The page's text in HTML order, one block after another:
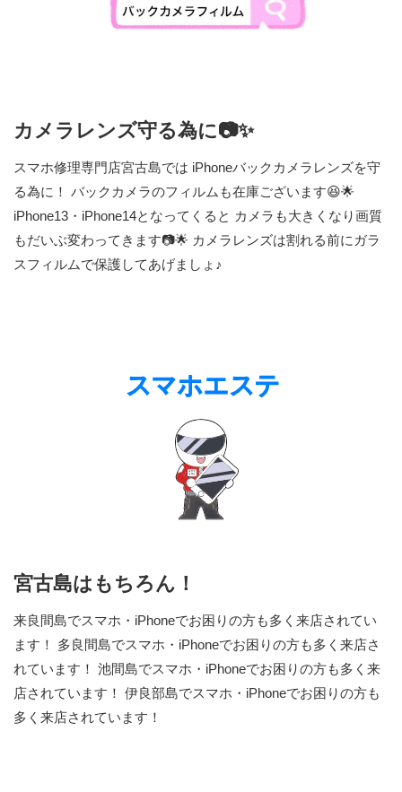
カメラレンズ守る為に📷✨
スマホ修理専門店宮古島では iPhoneバックカメラレンズを守
る為に！ バックカメラのフィルムも在庫ございます😆🌟
iPhone13・iPhone14となってくると カメラも大きくなり画質
もだいぶ変わってきます📷🌟 カメラレンズは割れる前にガラ
スフィルムで保護してあげましょ♪
宮古島はもちろん！
来良間島でスマホ・iPhoneでお困りの方も多く来店されてい
ます！ 多良間島でスマホ・iPhoneでお困りの方も多く来店さ
れています！ 池間島でスマホ・iPhoneでお困りの方も多く来
店されています！ 伊良部島でスマホ・iPhoneでお困りの方も
多く来店されています！